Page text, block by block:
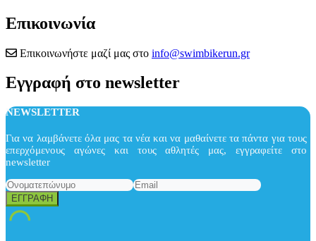
Επικοινωνία
Επικοινωνήστε μαζί μας στο info@swimbikerun.gr
Εγγραφή στο newsletter
NEWSLETTER
Για να λαμβάνετε όλα μας τα νέα και να μαθαίνετε τα πάντα για τους
επερχόμενους αγώνες και τους αθλητές μας, εγγραφείτε στο
newsletter